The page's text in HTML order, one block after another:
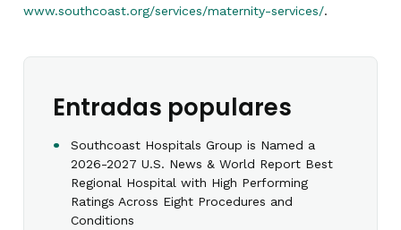
www.southcoast.org/services/maternity-services/.
Entradas populares
Southcoast Hospitals Group is Named a
2026-2027 U.S. News & World Report Best
Regional Hospital with High Performing
Ratings Across Eight Procedures and
Conditions